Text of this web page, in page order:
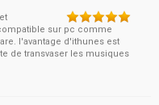
sur pc comme
l'avantage d'ithunes est
de transvaser les musiques